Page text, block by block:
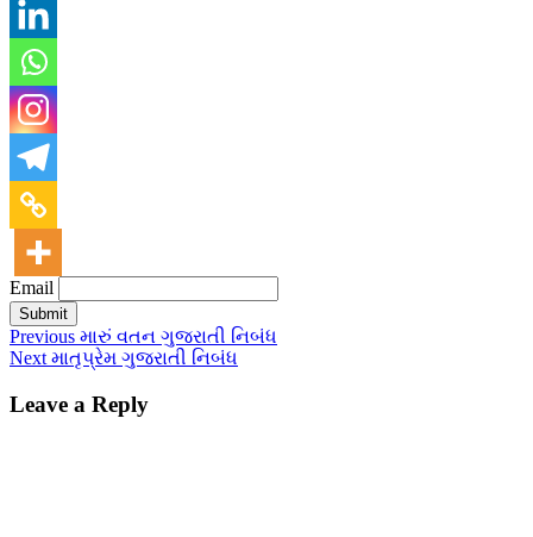
Email
Previous મારું વતન ગુજરાતી નિબંધ
Next માતૃપ્રેમ ગુજરાતી નિબંધ
Leave a Reply